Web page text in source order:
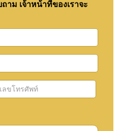
ม เจ้าหน้าที่ของเราจะ